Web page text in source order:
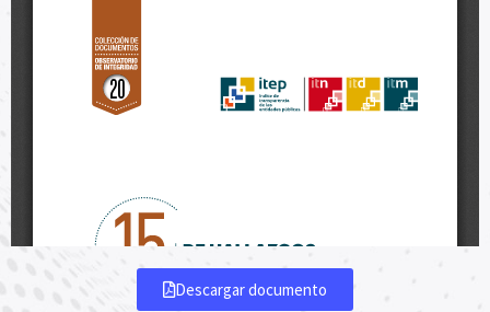
Descargar documento